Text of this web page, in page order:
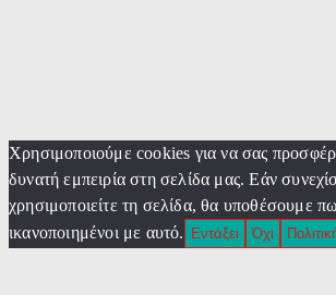
Χρησιμοποιούμε cookies για να σας
δυνατή εμπειρία στη σελίδα μας. Εάν
χρησιμοποιείτε τη σελίδα, θα υποθέσουμε
ικανοποιημένοι με αυτό.
Εντάξει Όχι